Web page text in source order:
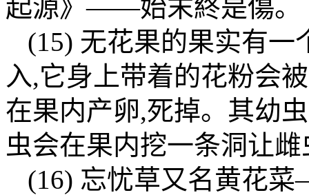
起源》——始末終是傷。
(15) 无花果的果实有一
入,它身上带着的花粉会
在果内产卵,死掉。其幼
虫会在果内挖一条洞让
(16) 忘忧草又名黄花